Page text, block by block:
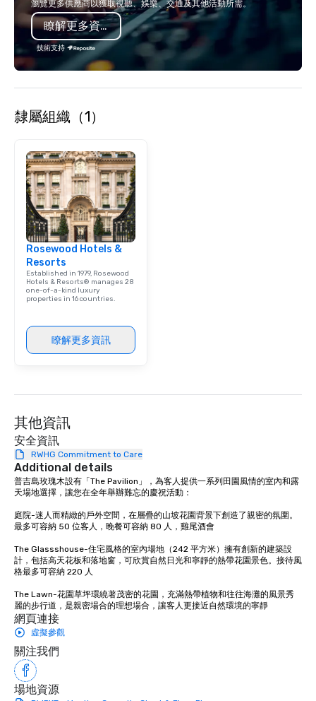
innovation playbook,
Fully customizable by
seniority, and
瀏覽更多供應商以獲取視聽、娛樂、交通及其他活動所需。
瞭解更多資訊
技術支持
隸屬組織（1）
Rosewood Hotels &
Resorts
Established in 1979, Rosewood
Hotels & Resorts® manages 28
one-of-a-kind luxury
properties in 16 countries.
瞭解更多資訊
其他資訊
安全資訊
RWHG Commitment to Care
Additional details
普吉島玫瑰木設有「The Pavilion」，為客人提供一系列田園風情的室內和露
天場地選擇，讓您在全年舉辦難忘的慶祝活動：
庭院-迷人而精緻的戶外空間，在層疊的山坡花園背景下創造了親密的氛圍。
最多可容納 50 位客人，晚餐可容納 80 人，雞尾酒會
The Glassshouse-住宅風格的室內場地（242 平方米）擁有創新的建築設
計，包括高天花板和落地窗，可欣賞自然日光和寧靜的熱帶花園景色。接待風
格最多可容納 220 人
The Lawn-花園草坪環繞著茂密的花園，充滿熱帶植物和往往海灘的風景秀
麗的步行道，是親密場合的理想場合，讓客人更接近自然環境的寧靜
網頁連接
虛擬參觀
關注我們
場地資源